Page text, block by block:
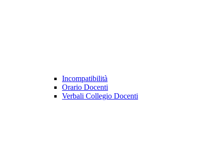
Incompatibilità
Orario Docenti
Verbali Collegio Docenti